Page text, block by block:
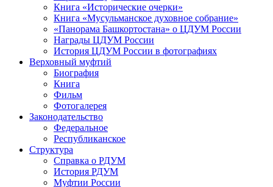
Книга «Исторические очерки»
Книга «Мусульманское духовное собрание»
«Панорама Башкортостана» о ЦДУМ России
Награды ЦДУМ России
История ЦДУМ России в фотографиях
Верховный муфтий
Биография
Книга
Фильм
Фотогалерея
Законодательство
Федеральное
Республиканское
Структура
Справка о РДУМ
История РДУМ
Муфтии России